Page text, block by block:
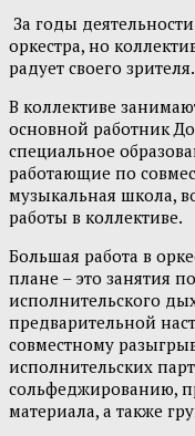
За годы
оркестра, но
радует своего зрителя.
В коллективе
основной работник
специальное
работающие по
музыкальная школа,
работы в коллективе.
Большая работа в
плане – это занятия
исполнительского
предварительной
совместному
исполнительских
сольфеджированию,
материала, а также